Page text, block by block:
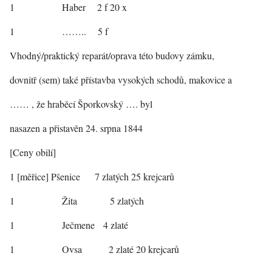
1 Haber 2 f 20 x
1 …….. 5 f
Vhodný/praktický reparát/oprava této budovy zámku,
dovnitř (sem) také přístavba vysokých schodů, makovice a
…… , že hraběcí Šporkovský …. byl
nasazen a přistavěn 24. srpna 1844
[Ceny obilí]
1 [měřice] Pšenice 7 zlatých 25 krejcarů
1 Žita 5 zlatých
1 Ječmene 4 zlaté
1 Ovsa 2 zlaté 20 krejcarů